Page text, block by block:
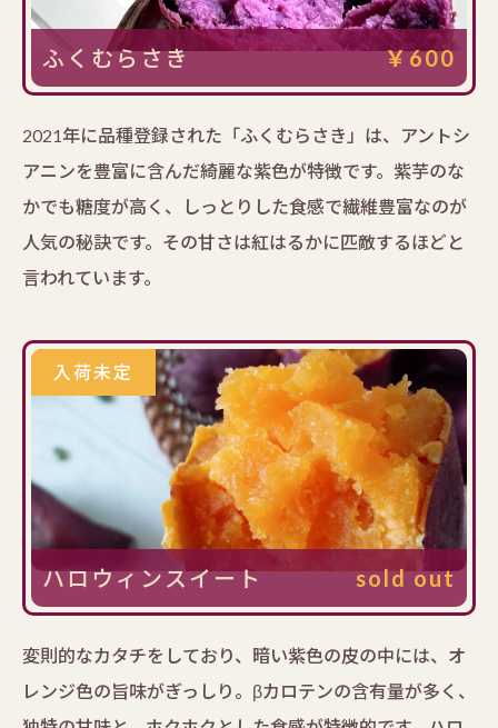
ふくむらさき ￥600
2021年に品種登録された「ふくむらさき」は、アントシ
アニンを豊富に含んだ綺麗な紫色が特徴です。紫芋のな
かでも糖度が高く、しっとりした食感で繊維豊富なのが
人気の秘訣です。その甘さは紅はるかに匹敵するほどと
言われています。
入荷未定
ハロウィンスイート sold out
変則的なカタチをしており、暗い紫色の皮の中には、オ
レンジ色の旨味がぎっしり。βカロテンの含有量が多く、